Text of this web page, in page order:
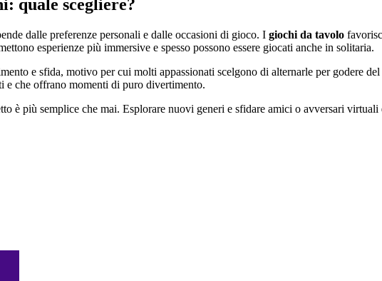
quale scegliere?
dalle preferenze personali e dalle occasioni di gioco. I giochi da tavolo
esperienze più immersive e spesso possono essere giocati anche in solitaria.
e sfida, motivo per cui molti appassionati scelgono di alternarle per godere
e che offrano momenti di puro divertimento.
è più semplice che mai. Esplorare nuovi generi e sfidare amici o avversari